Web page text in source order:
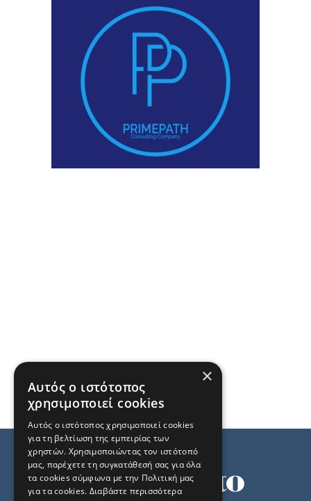
×
Αυτός ο ιστότοπος
χρησιμοποιεί cookies
Αυτός ο ιστότοπος χρησιμοποιεί cookies
για τη βελτίωση της εμπειρίας των
χρηστών. Χρησιμοποιώντας τον ιστότοπό
μας, παρέχετε τη συγκατάθεσή σας για όλα
τα cookies σύμφωνα με την Πολιτική μας
για τα cookies. Διαβάστε περισσότερα